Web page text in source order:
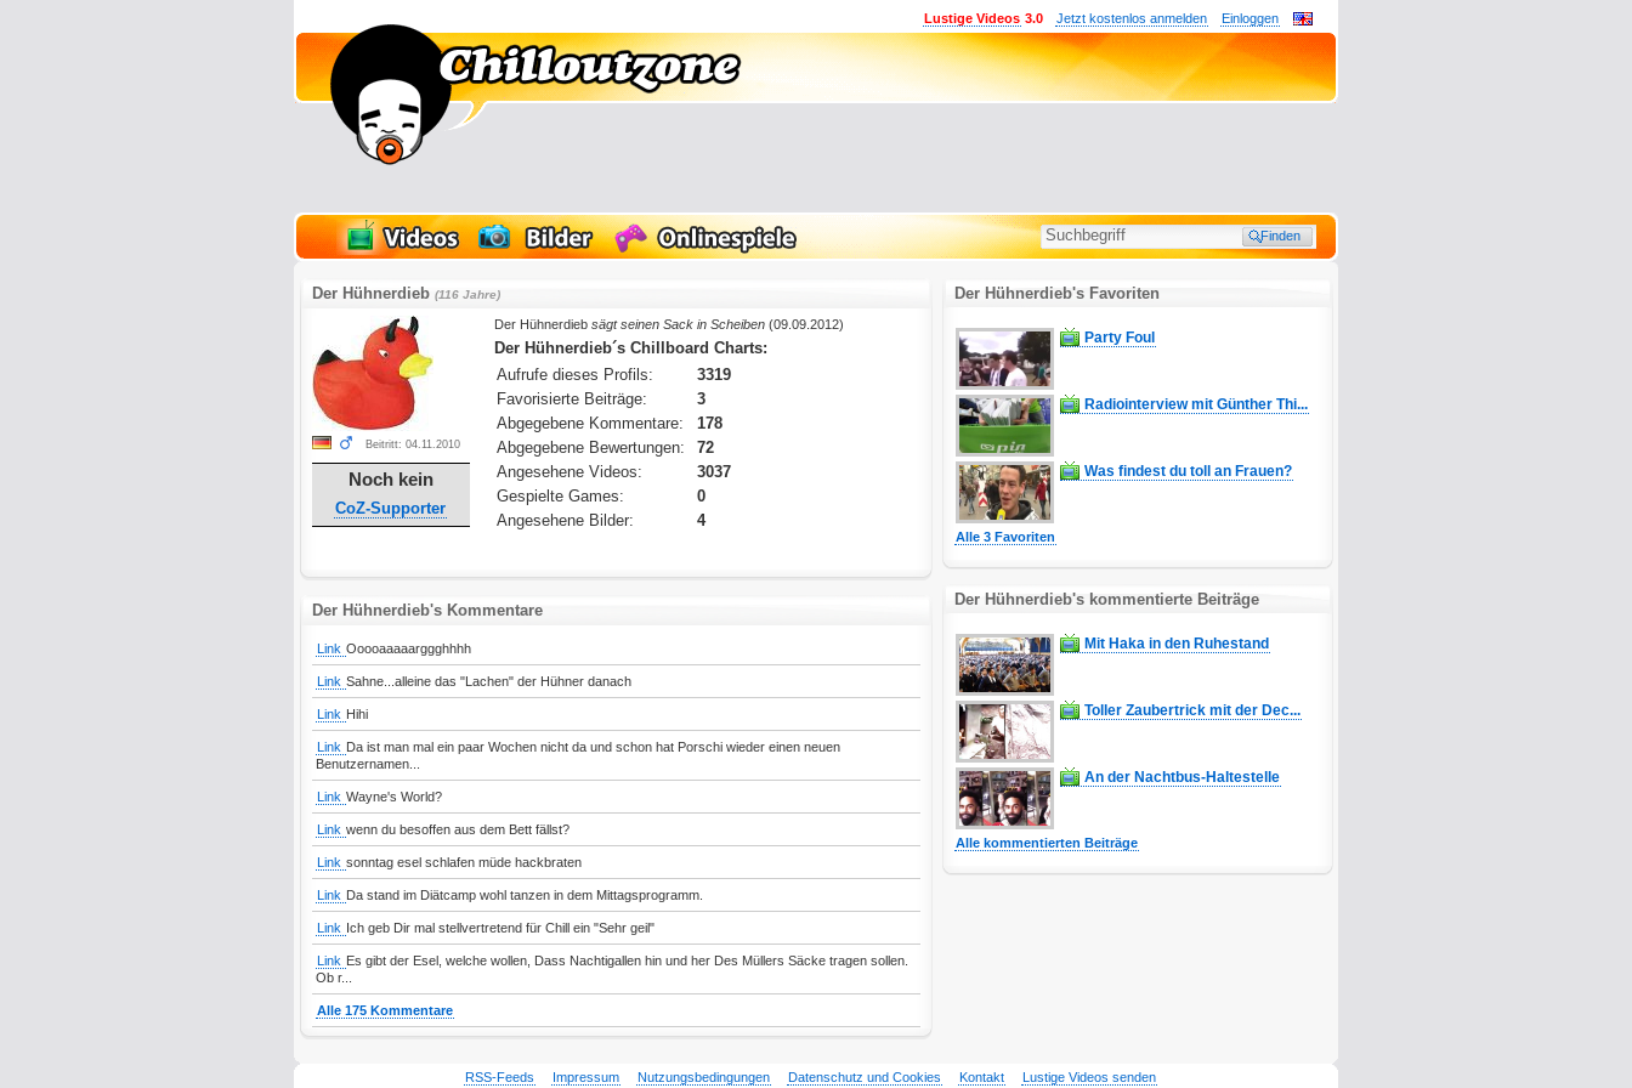
Einloggen
Jetzt kostenlos anmelden
Lustige Videos 3.0
Der Hühnerdieb (116 Jahre)
Beitritt: 04.11.2010
Noch kein
CoZ-Supporter
Der Hühnerdieb sägt seinen Sack in Scheiben(09.09.2012)
Der Hühnerdieb´s Chillboard Charts:
Aufrufe dieses Profils:
3319
Favorisierte Beiträge:
3
Abgegebene Kommentare:
178
Abgegebene Bewertungen:
72
Angesehene Videos:
3037
Gespielte Games:
0
Angesehene Bilder:
4
Der Hühnerdieb's Kommentare
Link Ooooaaaaarggghhhh
Link Sahne...alleine das "Lachen" der Hühner danach
Link Hihi
Link Da ist man mal ein paar Wochen nicht da und schon hat Porschi wieder einen neuen
Benutzernamen...
Link Wayne's World?
Link wenn du besoffen aus dem Bett fällst?
Link sonntag esel schlafen müde hackbraten
Link Da stand im Diätcamp wohl tanzen in dem Mittagsprogramm.
Link Ich geb Dir mal stellvertretend für Chill ein "Sehr geil"
Link Es gibt der Esel, welche wollen, Dass Nachtigallen hin und her Des Müllers Säcke tragen sollen.
Ob r...
Alle 175 Kommentare
Der Hühnerdieb's Favoriten
Party Foul
Radiointerview mit Günther Thi...
Was findest du toll an Frauen?
Alle 3 Favoriten
Der Hühnerdieb's kommentierte Beiträge
Mit Haka in den Ruhestand
Toller Zaubertrick mit der Dec...
An der Nachtbus-Haltestelle
Alle kommentierten Beiträge
RSS-Feeds Impressum Nutzungsbedingungen Datenschutz und Cookies Kontakt Lustige Videos senden